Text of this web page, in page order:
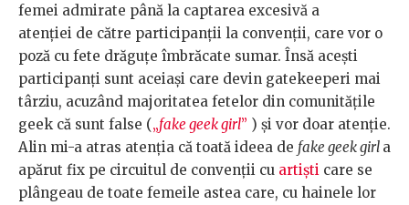
femei admirate până la captarea excesivă a
atenției de către participanții la convenții, care vor o
poză cu fete drăguțe îmbrăcate sumar. Însă acești
participanți sunt aceiași care devin gatekeeperi mai
târziu, acuzând majoritatea fetelor din comunitățile
geek că sunt false („fake geek girl” ) și vor doar atenție.
Alin mi-a atras atenția că toată ideea de fake geek girl a
apărut fix pe circuitul de convenții cu artiști care se
plângeau de toate femeile astea care, cu hainele lor